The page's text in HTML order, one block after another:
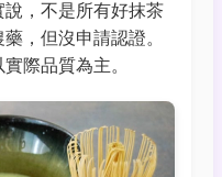
，不是所有好抹茶
，但沒申請認證。
際品質為主。